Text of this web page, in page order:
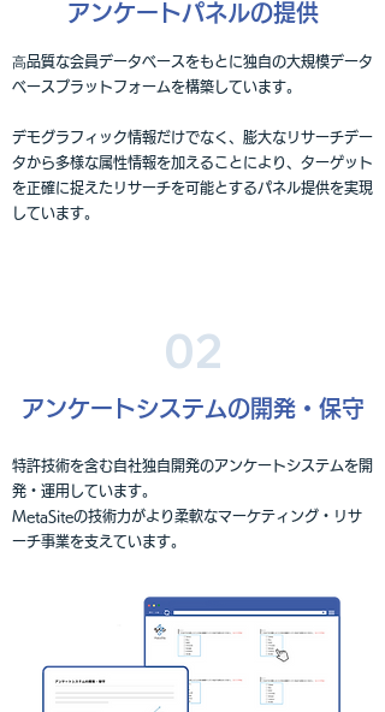
アンケートパネルの提供
高品質な会員データベースをもとに独自の大規模データ
ベースプラットフォームを構築しています。
デモグラフィック情報だけでなく、膨大なリサーチデー
タから多様な属性情報を加えることにより、ターゲット
を正確に捉えたリサーチを可能とするパネル提供を実現
しています。
02
アンケートシステムの開発・保守
特許技術を含む自社独自開発のアンケートシステムを開
発・運用しています。
MetaSiteの技術力がより柔軟なマーケティング・リサ
ーチ事業を支えています。